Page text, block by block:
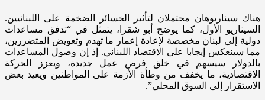
هناك سيناريوهان محتملان لتأثير الخسائر الضخمة على اللبنانيين.
السيناريو الأول، كما يوضح أبو شقرا، يتمثل في “تدفق مساعدات
دولية إلى لبنان مخصصة لإعادة إعمار ما تهدم وتعويض المتضررين،
مما سينعكس إيجابا على الاقتصاد اللبناني. إذ إن وصول المساعدات
بالدولار سيسهم في خلق فرص عمل جديدة، ويعزز الحركة
الاقتصادية، ما يخفف من وطأة الأزمة على المواطنين ويعيد بعض
الاستقرار إلى السوق المحلي”.